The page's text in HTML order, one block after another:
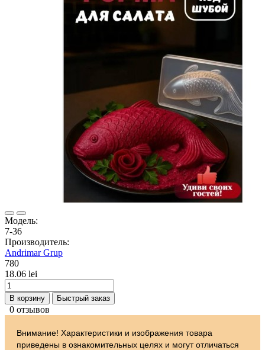
Модель:
7-36
Производитель:
Andrimar Grup
780
18.06 lei
В корзину Быстрый заказ
0 отзывов
Внимание! Характеристики и изображения товара
приведены в ознакомительных целях и могут отличаться